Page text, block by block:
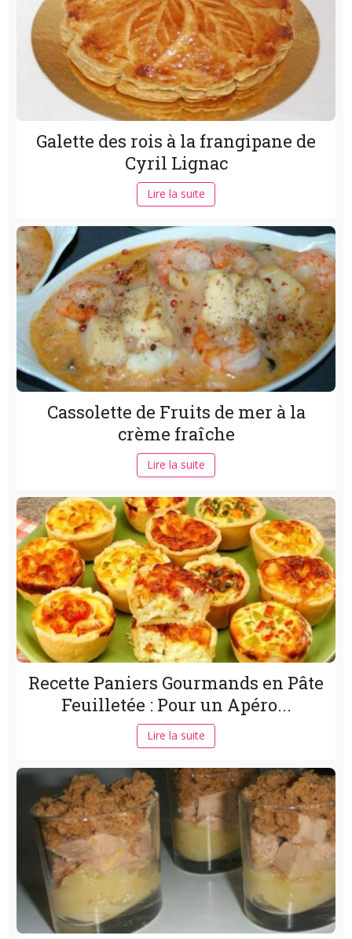
Galette des rois à la frangipane de
Cyril Lignac
Lire la suite
Cassolette de Fruits de mer à la
crème fraîche
Lire la suite
Recette Paniers Gourmands en Pâte
Feuilletée : Pour un Apéro...
Lire la suite